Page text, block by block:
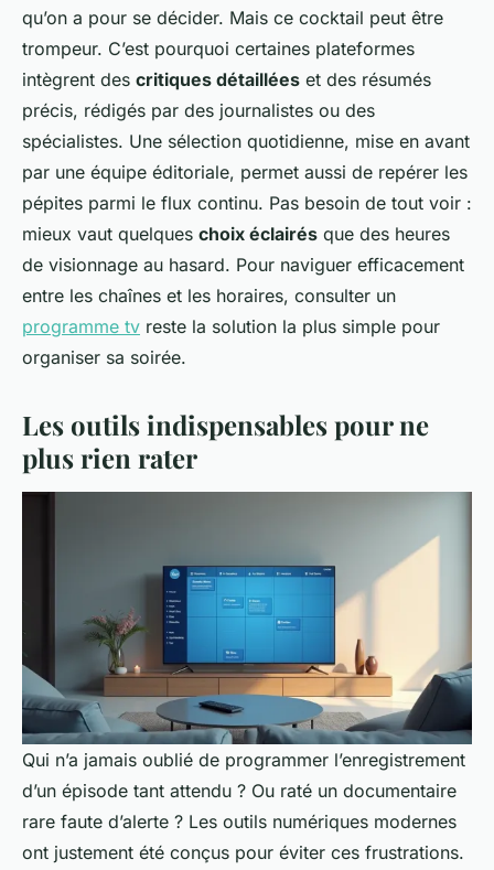
qu’on a pour se décider. Mais ce cocktail peut être
trompeur. C’est pourquoi certaines plateformes
intègrent des critiques détaillées et des résumés
précis, rédigés par des journalistes ou des
spécialistes. Une sélection quotidienne, mise en avant
par une équipe éditoriale, permet aussi de repérer les
pépites parmi le flux continu. Pas besoin de tout voir :
mieux vaut quelques choix éclairés que des heures
de visionnage au hasard. Pour naviguer efficacement
entre les chaînes et les horaires, consulter un
programme tv reste la solution la plus simple pour
organiser sa soirée.
Les outils indispensables pour ne
plus rien rater
Qui n’a jamais oublié de programmer l’enregistrement
d’un épisode tant attendu ? Ou raté un documentaire
rare faute d’alerte ? Les outils numériques modernes
ont justement été conçus pour éviter ces frustrations.